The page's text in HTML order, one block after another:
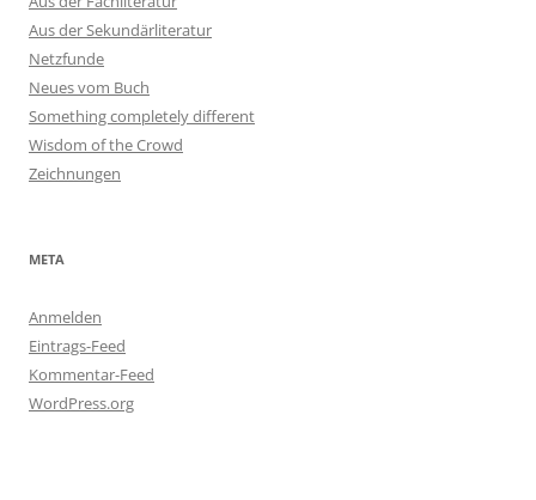
Aus der Sekundärliteratur
Netzfunde
Neues vom Buch
Something completely different
Wisdom of the Crowd
Zeichnungen
META
Anmelden
Eintrags-Feed
Kommentar-Feed
WordPress.org